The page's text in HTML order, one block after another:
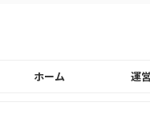
ホーム 運